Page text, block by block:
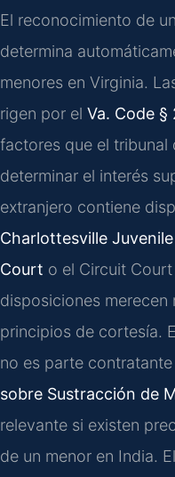
El reconocimiento de
determina
menores en Virginia.
rigen por el Va. Code §
factores que el tribunal
determinar el interés
extranjero contiene
Charlottesville
Court o el Circuit
disposiciones
principios de cortesía.
no es parte contratante
sobre Sustracción de
relevante si existen
de un menor en India.